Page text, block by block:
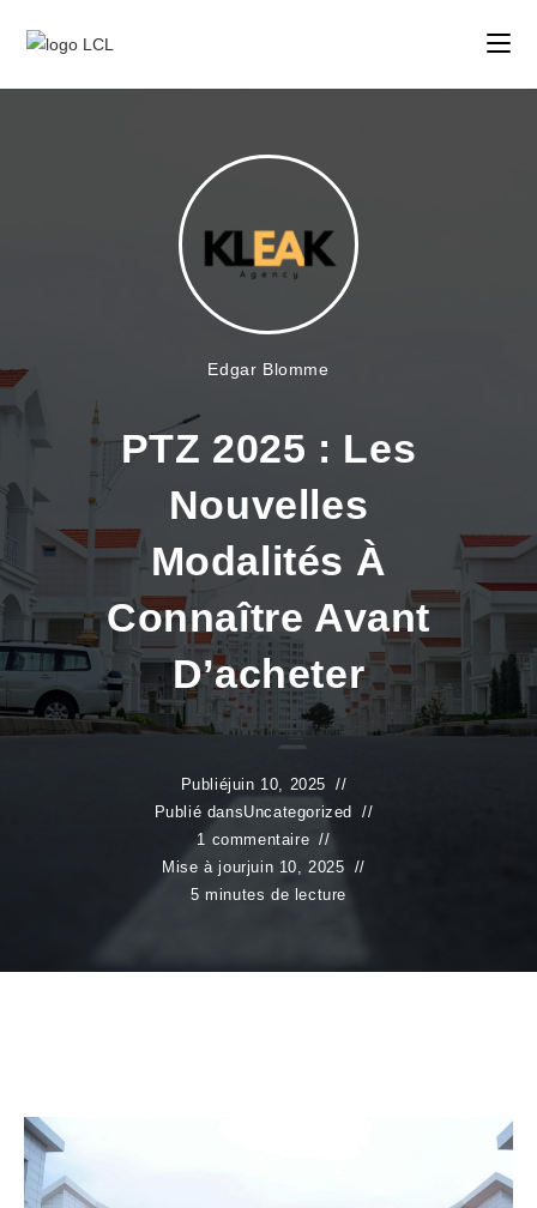
Edgar Blomme
PTZ 2025 : Les
Nouvelles
Modalités À
Connaître Avant
D’acheter
Publiéjuin 10, 2025
Publié dansUncategorized
1 commentaire
Mise à jourjuin 10, 2025
5 minutes de lecture